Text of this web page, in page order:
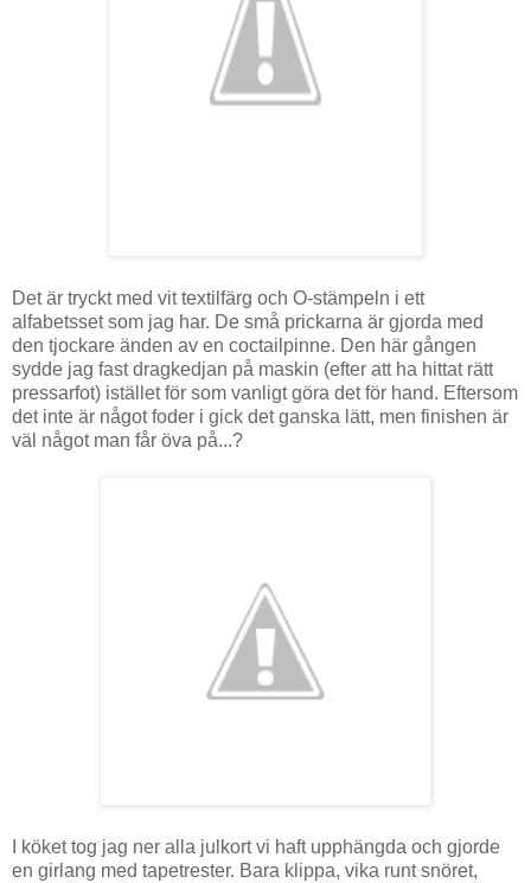
Det är tryckt med vit textilfärg och O-stämpeln i ett
alfabetsset som jag har. De små prickarna är gjorda med
den tjockare änden av en coctailpinne. Den här gången
sydde jag fast dragkedjan på maskin (efter att ha hittat rätt
pressarfot) istället för som vanligt göra det för hand. Eftersom
det inte är något foder i gick det ganska lätt, men finishen är
väl något man får öva på...?
I köket tog jag ner alla julkort vi haft upphängda och gjorde
en girlang med tapetrester. Bara klippa, vika runt snöret,